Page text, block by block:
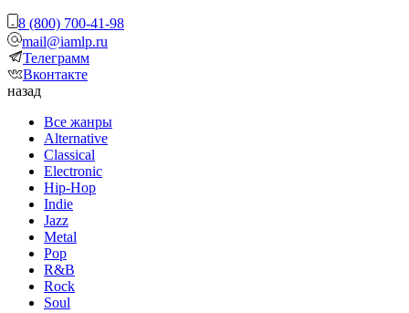
8 (800) 700-41-98
mail@iamlp.ru
Телеграмм
Вконтакте
назад
Все жанры
Alternative
Classical
Electronic
Hip-Hop
Indie
Jazz
Metal
Pop
R&B
Rock
Soul